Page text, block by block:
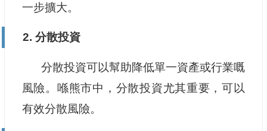
一步擴大。
2. 分散投資
分散投資可以幫助降低單一資產或行業嘅
風險。喺熊市中，分散投資尤其重要，可以
有效分散風險。